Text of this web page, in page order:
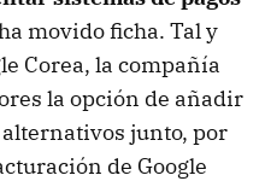
movido ficha. Tal y
Corea, la compañía
la opción de añadir
alternativos junto, por
de Google